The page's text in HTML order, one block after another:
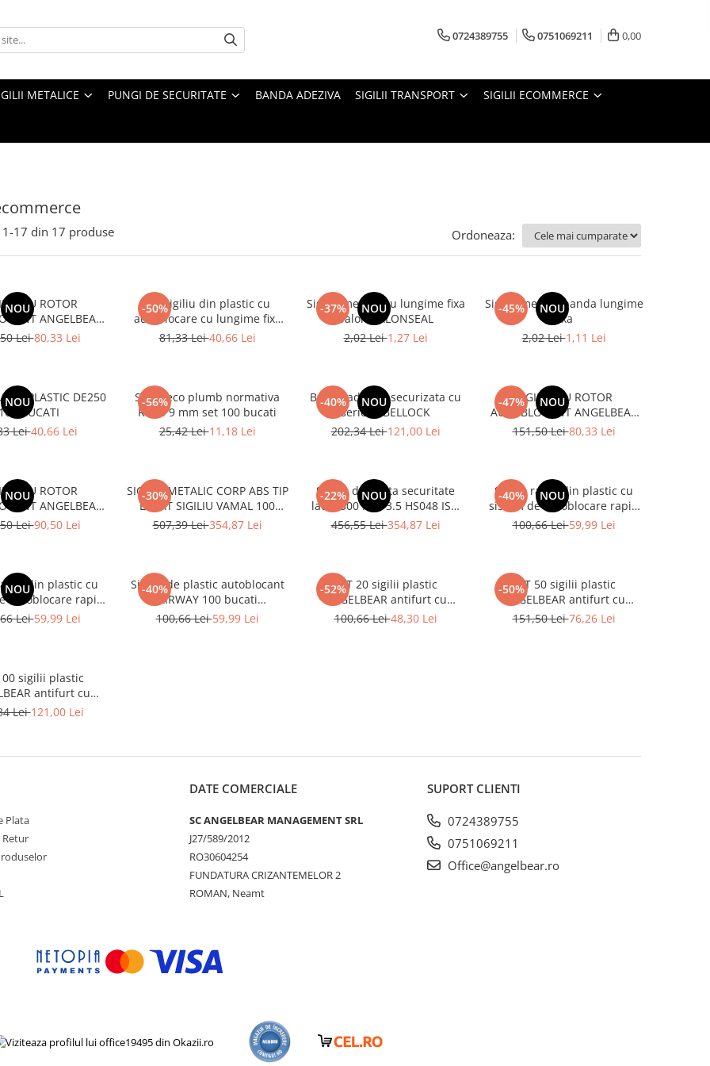
0724389755 0751069211 0,00
METALICE PUNGI DE SECURITATE BANDA ADEZIVA SIGILII TRANSPORT SIGILII ECOMMERCE
1-17 din 17 produse Ordoneaza:
NOUCU ROTOR
ANGELBEAR
ELECTRIC SIGILARE
Lei80,33 Lei
-50%
Set sigiliu din plastic cu
autoblocare cu lungime fixa
296 mm ANGELBEAR 100
81,33 Lei40,66 Lei
-37% NOU
Sigiliu metalic cu lungime fixa
balon BALONSEAL
2,02 Lei1,27 Lei
-45% NOU
Sigiliu metalic banda lungime
fixa
2,02 Lei1,11 Lei
NOUPLASTIC DE250
100 BUCATI
Lei40,66 Lei
-56%
Sigilii eco plumb normativa
RoHS 9 mm set 100 bucati
25,42 Lei11,18 Lei
-40% NOU
Banda adeziva securizata cu
serie LABELLOCK
202,34 Lei121,00 Lei
-47% NOU
SIGILIU CU ROTOR
AUTOBLOCANT ANGELBEAR
INSCRIPTIA APOMETRU
151,50 Lei80,33 Lei
NOUCU ROTOR
ANGELBEAR
CONTOR GAZ
Lei90,50 Lei
-30%
SIGILIU METALIC CORP ABS TIP
LACAT SIGILIU VAMAL 100
BUCATI ANGELBEAR
507,39 Lei354,87 Lei
-22% NOU
Sigiliu de inalta securitate
lacat 300 mm 3.5 HS048 ISO
17712 C-TPAT UK Custom
456,55 Lei354,87 Lei
-40% NOU
Sigiliu rapid din plastic cu
sistem de autoblocare rapid
SCURT Z 312 mm set 100
100,66 Lei59,99 Lei
NOUdin plastic cu
autoblocare rapid
mm set 100 bucati
Lei59,99 Lei
-40%
Sigiliu de plastic autoblocant
AIRWAY 100 bucati
ANGELBEAR
100,66 Lei59,99 Lei
-52%SET 20 sigilii plastic
ANGELBEAR antifurt cu
inchidere rapida, etichete
100,66 Lei48,30 Lei
-50%SET 50 sigilii plastic
ANGELBEAR antifurt cu
inchidere rapida, etichete
151,50 Lei76,26 Lei
sigilii plastic
antifurt cu
rapida, etichete
ambalare
Lei121,00 Lei
Plata
Retur
DATE COMERCIALE
SC ANGELBEAR MANAGEMENT SRL
J27/589/2012
RO30604254
FUNDATURA CRIZANTEMELOR 2
ROMAN, Neamt
SUPORT CLIENTI
0724389755
0751069211
Office@angelbear.ro